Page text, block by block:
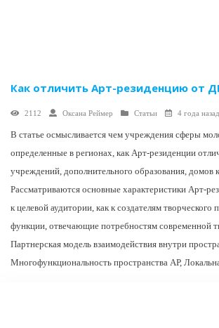
Как отличить Арт-резиденцию от
2112 Оксана Реймер Статьи 4 года назад
В статье осмысливается чем учреждения сферы
определенные в регионах, как Арт-резиденции
учреждений, дополнительного образования, домов
Рассматриваются основные характеристики Арт-
к целевой аудитории, как к создателям
функции, отвечающие потребностям современной
Партнерская модель взаимодействия внутри
Многофункциональность пространства АР,